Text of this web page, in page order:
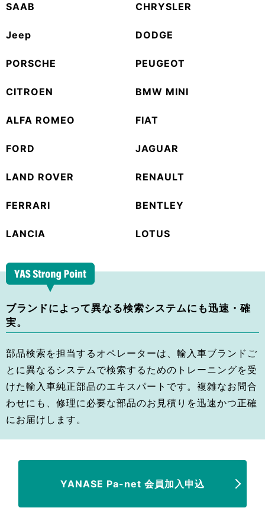
SAAB CHRYSLER
Jeep DODGE
PORSCHE PEUGEOT
CITROEN BMW MINI
ALFA ROMEO FIAT
FORD JAGUAR
LAND ROVER RENAULT
FERRARI BENTLEY
LANCIA LOTUS
ブランドによって異なる検索システムにも迅速・確
実。
部品検索を担当するオペレーターは、輸入車ブランドご
とに異なるシステムで検索するためのトレーニングを受
けた輸入車純正部品のエキスパートです。複雑なお問合
わせにも、修理に必要な部品のお見積りを迅速かつ正確
にお届けします。
YANASE Pa-net 会員加入申込